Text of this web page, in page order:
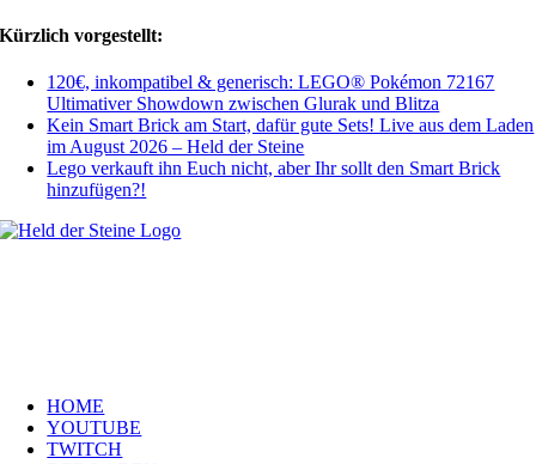
Kürzlich vorgestellt:
120€, inkompatibel & generisch: LEGO® Pokémon 72167
Ultimativer Showdown zwischen Glurak und Blitza
Kein Smart Brick am Start, dafür gute Sets! Live aus dem Laden
im August 2026 – Held der Steine
Lego verkauft ihn Euch nicht, aber Ihr sollt den Smart Brick
hinzufügen?!
HOME
YOUTUBE
TWITCH